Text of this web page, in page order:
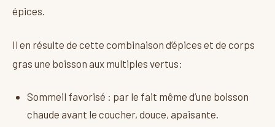
épices.
Il en résulte de cette combinaison d’épices et de corps
gras une boisson aux multiples vertus:
Sommeil favorisé : par le fait même d’une boisson
chaude avant le coucher, douce, apaisante.